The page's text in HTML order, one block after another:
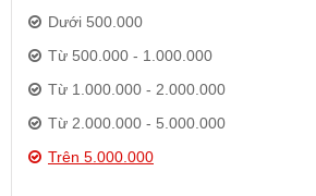
Dưới 500.000
Từ 500.000 - 1.000.000
Từ 1.000.000 - 2.000.000
Từ 2.000.000 - 5.000.000
Trên 5.000.000